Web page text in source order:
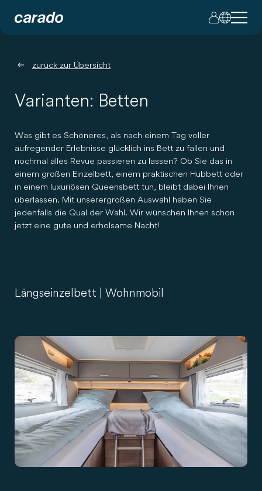
zurück zur Übersicht
Varianten: Betten
Was gibt es Schöneres, als nach einem Tag voller
aufregender Erlebnisse glücklich ins Bett zu fallen und
nochmal alles Revue passieren zu lassen? Ob Sie das in
einem großen Einzelbett, einem praktischen Hubbett oder
in einem luxuriösen Queensbett tun, bleibt dabei Ihnen
überlassen. Mit unserer großen Auswahl haben Sie
jedenfalls die Qual der Wahl. Wir wünschen Ihnen schon
jetzt eine gute und erholsame Nacht!
Längseinzelbett | Wohnmobil